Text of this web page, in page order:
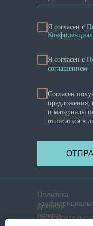
Я согласен с
Я cогласен с
соглашением
Согласен
предложения,
и материалы
отписаться в
Политика
Договор
оферты